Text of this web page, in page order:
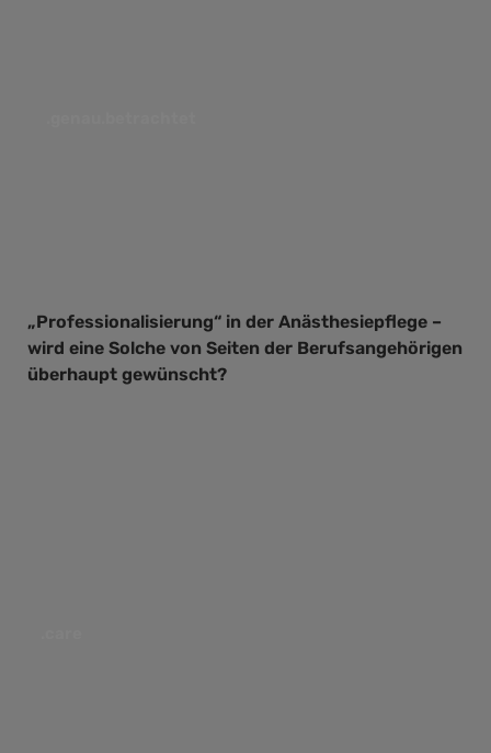
„Professionalisierung“ in der Anästhesiepflege –
wird eine Solche von Seiten der Berufsangehörigen
überhaupt gewünscht?